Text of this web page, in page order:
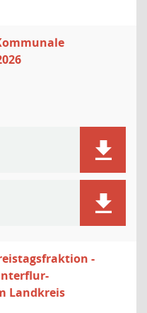
-
Landkreis